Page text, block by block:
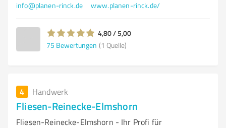
info@planen-rinck.de www.planen-rinck.de/
4,80 / 5,00
75 Bewertungen (1 Quelle)
4 Handwerk
Fliesen-Reinecke-Elmshorn
Fliesen-Reinecke-Elmshorn - Ihr Profi für